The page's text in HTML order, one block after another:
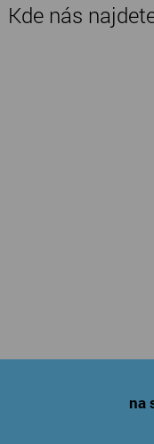
Kde nás
na